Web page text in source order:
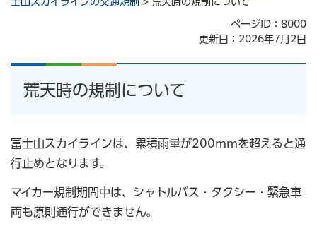
ページID：8000
更新日：2026年7月2日
荒天時の規制について
富士山スカイラインは、累積雨量が200mmを超えると通
行止めとなります。
マイカー規制期間中は、シャトルバス・タクシー・緊急車
両も原則通行ができません。